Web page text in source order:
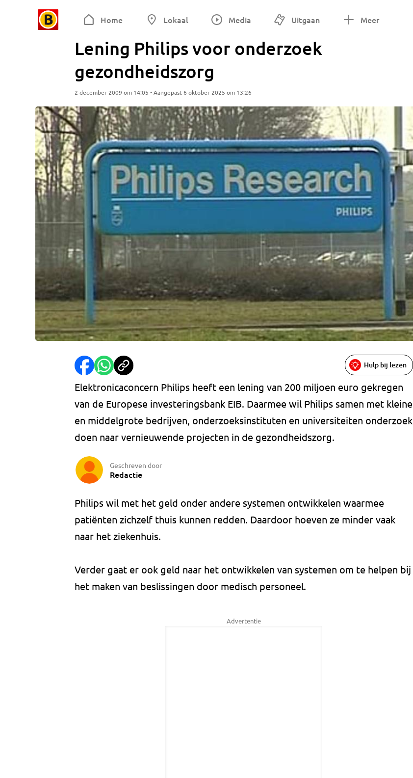
Home Lokaal Media Uitgaan Meer
Lening Philips voor onderzoek
gezondheidszorg
2 december 2009 om 14:05 • Aangepast 6 oktober 2025 om 13:26
Hulp bij lezen
Elektronicaconcern Philips heeft een lening van 200 miljoen euro gekregen
van de Europese investeringsbank EIB. Daarmee wil Philips samen met kleine
en middelgrote bedrijven, onderzoeksinstituten en universiteiten onderzoek
doen naar vernieuwende projecten in de gezondheidszorg.
Geschreven door
Redactie
Philips wil met het geld onder andere systemen ontwikkelen waarmee
patiënten zichzelf thuis kunnen redden. Daardoor hoeven ze minder vaak
naar het ziekenhuis.
Verder gaat er ook geld naar het ontwikkelen van systemen om te helpen bij
het maken van beslissingen door medisch personeel.
Advertentie